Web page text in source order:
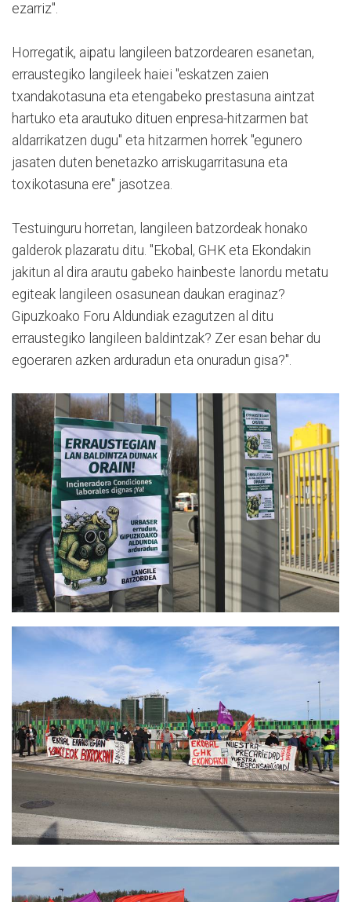
ezarriz".
Horregatik, aipatu langileen batzordearen esanetan,
erraustegiko langileek haiei "eskatzen zaien
txandakotasuna eta etengabeko prestasuna aintzat
hartuko eta arautuko dituen enpresa-hitzarmen bat
aldarrikatzen dugu" eta hitzarmen horrek "egunero
jasaten duten benetazko arriskugarritasuna eta
toxikotasuna ere" jasotzea.
Testuinguru horretan, langileen batzordeak honako
galderok plazaratu ditu. "Ekobal, GHK eta Ekondakin
jakitun al dira arautu gabeko hainbeste lanordu metatu
egiteak langileen osasunean daukan eraginaz?
Gipuzkoako Foru Aldundiak ezagutzen al ditu
erraustegiko langileen baldintzak? Zer esan behar du
egoeraren azken arduradun eta onuradun gisa?".